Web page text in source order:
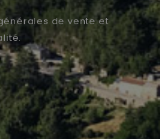
de vente et
.